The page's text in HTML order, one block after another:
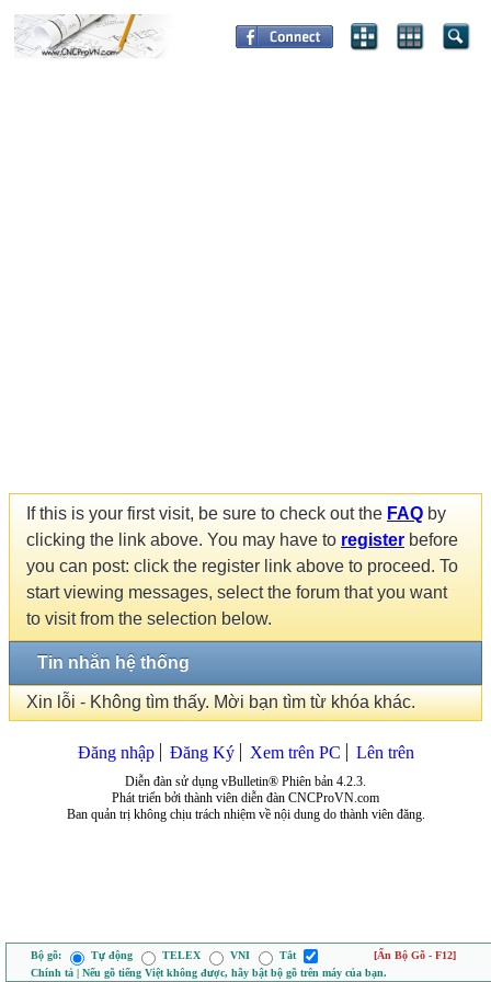
If this is your first visit, be sure to check out the FAQ by
clicking the link above. You may have to register before
you can post: click the register link above to proceed. To
start viewing messages, select the forum that you want
to visit from the selection below.
Tin nhắn hệ thống
Xin lỗi - Không tìm thấy. Mời bạn tìm từ khóa khác.
Đăng nhập Đăng Ký Xem trên PC Lên trên
Diễn đàn sử dụng vBulletin® Phiên bản 4.2.3.
Phát triển bởi thành viên diễn đàn CNCProVN.com
Ban quản trị không chịu trách nhiệm về nội dung do thành viên đăng.
Bộ gõ: Tự động TELEX VNI Tắt
[Ẩn Bộ Gõ - F12]
Chính tả | Nếu gõ tiếng Việt không được, hãy bật bộ gõ trên máy của bạn.